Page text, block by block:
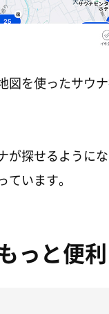
図を使ったサウ
探せるように
います。
っと便